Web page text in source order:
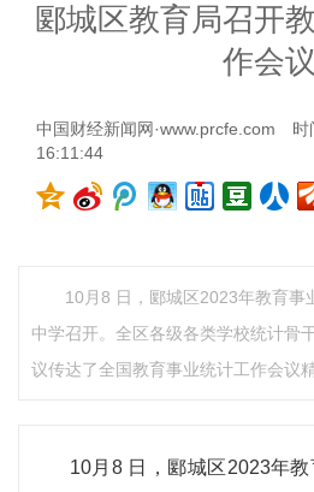
郾城区教育局召开
作会议
中国财经新闻网·www.prcfe.com
时
16:11:44
10月8 日，郾城区2023年教育事
中学召开。全区各级各类学校统计骨
议传达了全国教育事业统计工作会议
10月8 日，郾城区2023年